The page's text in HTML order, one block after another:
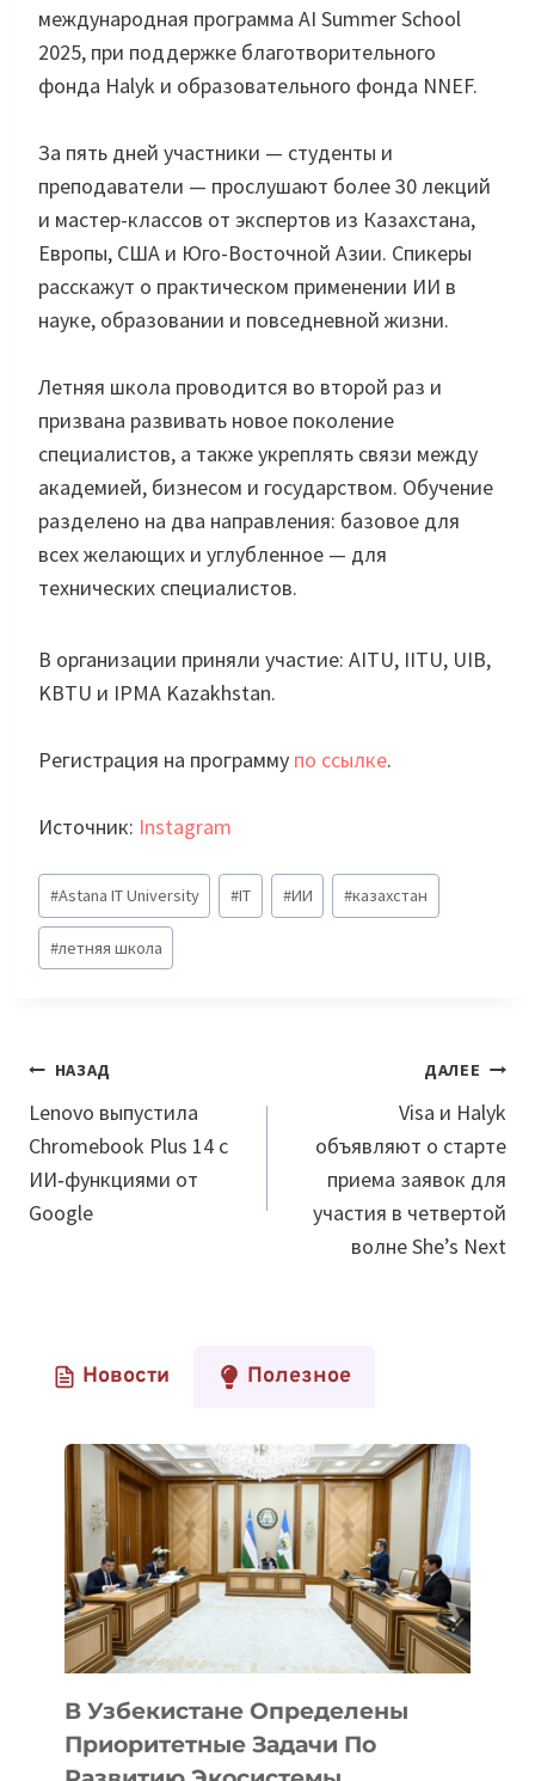
международная программа AI Summer School
2025, при поддержке благотворительного
фонда Halyk и образовательного фонда NNEF.
За пять дней участники — студенты и
преподаватели — прослушают более 30 лекций
и мастер-классов от экспертов из Казахстана,
Европы, США и Юго-Восточной Азии. Спикеры
расскажут о практическом применении ИИ в
науке, образовании и повседневной жизни.
Летняя школа проводится во второй раз и
призвана развивать новое поколение
специалистов, а также укреплять связи между
академией, бизнесом и государством. Обучение
разделено на два направления: базовое для
всех желающих и углубленное — для
технических специалистов.
В организации приняли участие: AITU, IITU, UIB,
KBTU и IPMA Kazakhstan.
Регистрация на программу по ссылке.
Источник: Instagram
Метки
записи:
#Astana IT University #IT #ИИ #казахстан
#летняя школа
Навигация
по
записям
НАЗАД
Lenovo выпустила
Chromebook Plus 14 c
ИИ‑функциями от
Google
ДАЛЕЕ
Visa и Halyk
объявляют о старте
приема заявок для
участия в четвертой
волне She’s Next
Новости Полезное
В Узбекистане Определены
Приоритетные Задачи По